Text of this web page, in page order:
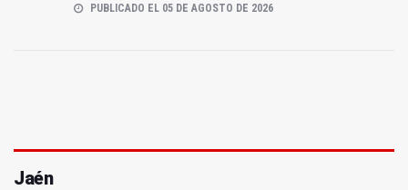
PUBLICADO EL 05 DE AGOSTO DE 2026
Jaén